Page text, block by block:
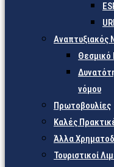
Αναπτυξιακός
Θεσμικό
νόμου
Πρωτοβουλίες
Καλές
Άλλα
Τουριστικοί